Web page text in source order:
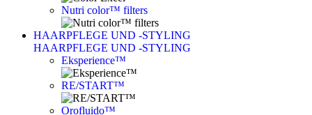
Nutri color™ filters
HAARPFLEGE UND -STYLING
HAARPFLEGE UND -STYLING
Eksperience™
RE/START™
Orofluido™